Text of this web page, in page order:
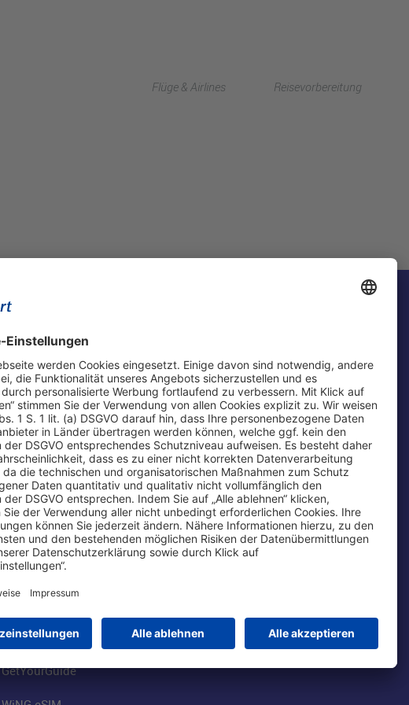
Flüge & Airlines Reisevorbereitung
Online einkaufen & buchen
Parkplätze
Online-Shop
Besucherservices
FRA SmartWay
Hotels am Standort
Mietwagen weltweit
Flüge buchen
GetYourGuide
Über uns
Fraport AG
Business am Airport
FRA Eventlocations
Jobs am Airport
Konzernstrategie